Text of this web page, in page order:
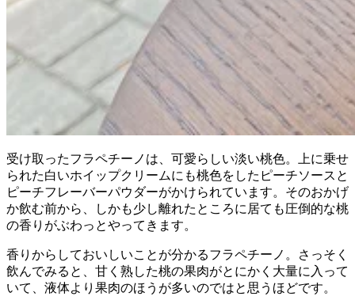
受け取ったフラペチーノは、可愛らしい淡い桃色。上に乗せ
られた白いホイップクリームにも桃色をしたピーチソースと
ピーチフレーバーパウダーがかけられています。そのおかげ
か飲む前から、しかも少し離れたところに居ても圧倒的な桃
の香りがぶわっとやってきます。
香りからしておいしいことが分かるフラペチーノ。さっそく
飲んでみると、甘く熟した桃の果肉がとにかく大量に入って
いて、液体より果肉のほうが多いのではと思うほどです。